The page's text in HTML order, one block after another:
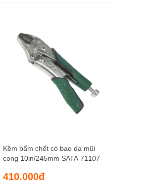
Kềm bấm chết có bao da mũi
cong 10in/245mm SATA 71107
410.000đ